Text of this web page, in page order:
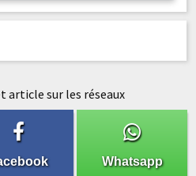
article sur les réseaux
Whatsapp